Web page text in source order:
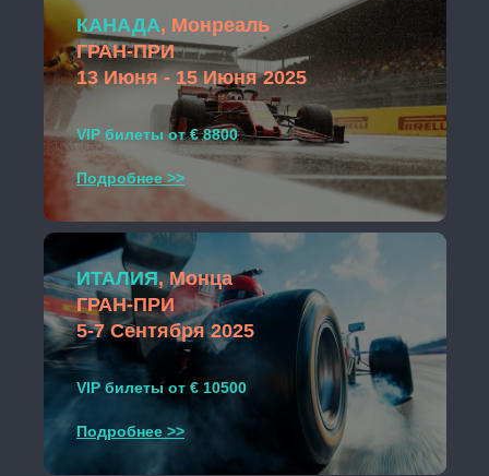
КАНАДА, Монреаль
ГРАН-ПРИ
13 Июня - 15 Июня 2025
VIP билеты от € 8800
Подробнее >>
ИТАЛИЯ, Монца
ГРАН-ПРИ
5-7 Сентября 2025
VIP билеты от € 10500
Подробнее >>